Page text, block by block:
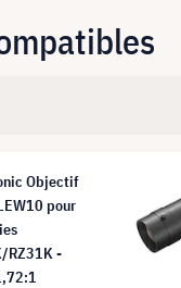
Objectif
pour
RZ31K -